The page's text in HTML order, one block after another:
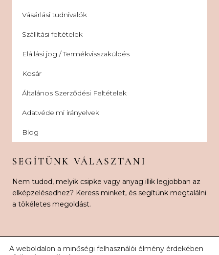
Vásárlási tudnivalók
Szállítási feltételek
Elállási jog / Termékvisszaküldés
Kosár
Általános Szerződési Feltételek
Adatvédelmi irányelvek
Blog
SEGÍTÜNK VÁLASZTANI
Nem tudod, melyik csipke vagy anyag illik legjobban az
elképzelésedhez? Keress minket, és segítünk megtalálni
a tökéletes megoldást.
A weboldalon a minőségi felhasználói élmény érdekében